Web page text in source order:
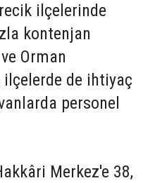
ilçelerinde
kontenjan
Orman
ilçelerde de ihtiyaç
personel
Merkez'e 38,